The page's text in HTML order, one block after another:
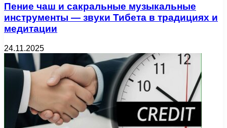
Пение чаш и сакральные музыкальные
инструменты — звуки Тибета в традициях и
медитации
24.11.2025